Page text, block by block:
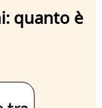
quanto è